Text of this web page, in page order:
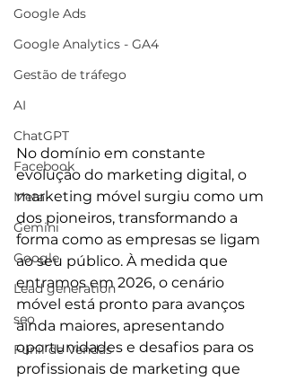
Google Ads
Google Analytics - GA4
Gestão de tráfego
AI
ChatGPT
Facebook
Meta
Gemini
Google
Lead generation
seo
Funil de Vendas
No domínio em constante
evolução do marketing digital, o
marketing móvel surgiu como um
dos pioneiros, transformando a
forma como as empresas se ligam
ao seu público. À medida que
entramos em 2026, o cenário
móvel está pronto para avanços
ainda maiores, apresentando
oportunidades e desafios para os
profissionais de marketing que